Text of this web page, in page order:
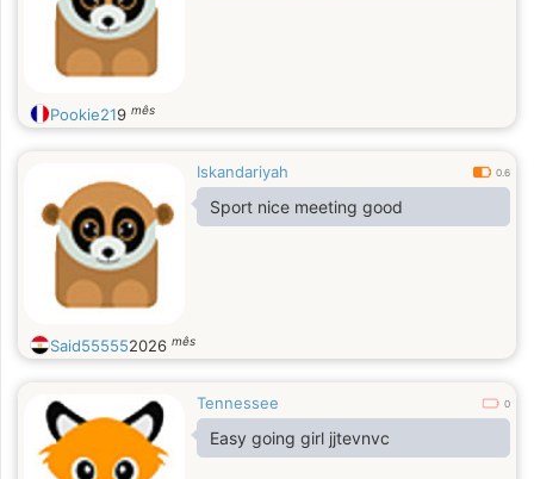
Pookie219 mês
Iskandariyah 0.6
Sport nice meeting good
Said555552026 mês
Tennessee 0
Easy going girl jjtevnvc